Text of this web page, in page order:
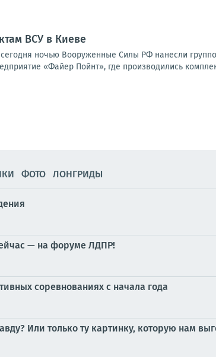
ВСУ в Киеве
ночью Вооруженные Силы РФ нанесли
«Файер Пойнт», где производились
ФОТО ЛОНГРИДЫ
— на форуме ЛДПР!
соревнованиях с начала года
Или только ту картинку, которую нам